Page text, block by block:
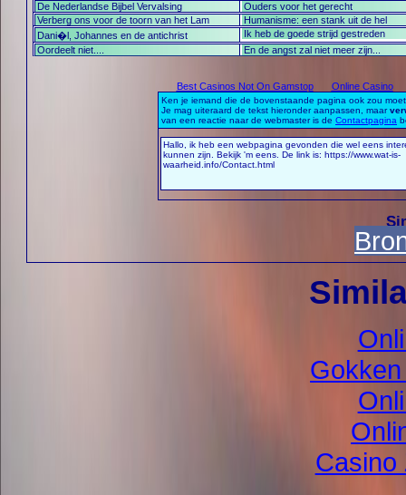
De Nederlandse Bijbel Vervalsing
Ouders voor het gerecht
Verberg ons voor de toorn van het Lam
Humanisme: een stank uit de hel
Dani�l, Johannes en de antichrist
Ik heb de goede strijd gestreden
Oordeelt niet....
En de angst zal niet meer zijn...
Casino